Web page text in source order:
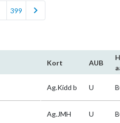
399 chevron_right
Kort AUB
Ag.Kidd b U
Ag.JMH U